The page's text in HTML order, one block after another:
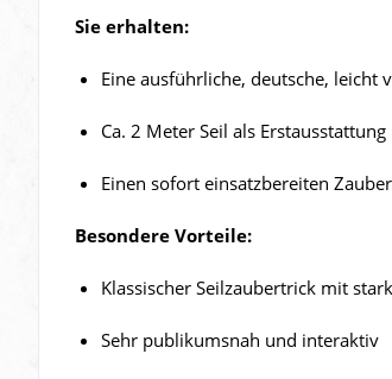
Sie erhalten:
Eine ausführliche, deutsche, leicht
Ca. 2 Meter Seil als Erstausstattung
Einen sofort einsatzbereiten
Besondere Vorteile:
Klassischer Seilzaubertrick mit
Sehr publikumsnah und interaktiv